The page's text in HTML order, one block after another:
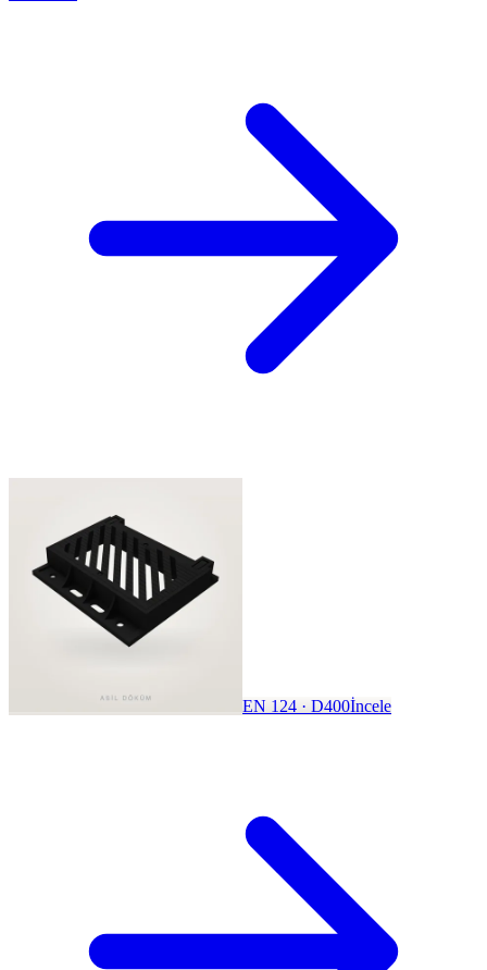
EN 124 · D400İncele